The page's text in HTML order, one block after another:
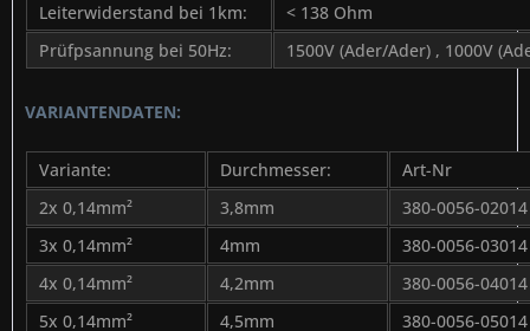
Leiterwiderstand bei 1km:
< 138 Ohm
Prüfpsannung bei 50Hz:
1500V (Ader/Ader) , 1000V
VARIANTENDATEN:
Variante: Durchmesser:
Art-Nr
2x 0,14mm²
3,8mm
380-0056-02014
3x 0,14mm²
4mm
380-0056-03014
4x 0,14mm²
4,2mm
380-0056-04014
5x 0,14mm²
4,5mm 380-0056-05014